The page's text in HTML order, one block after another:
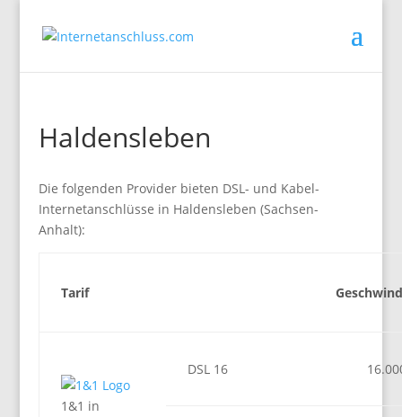
Haldensleben
Die folgenden Provider bieten DSL- und Kabel-
Internetanschlüsse in Haldensleben (Sachsen-
Anhalt):
Tarif
1&1 in
DSL 16